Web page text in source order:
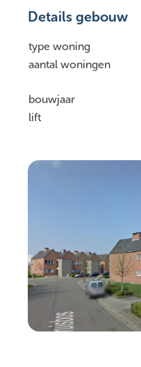
Details gebouw
type woning
aantal woningen
bouwjaar
lift